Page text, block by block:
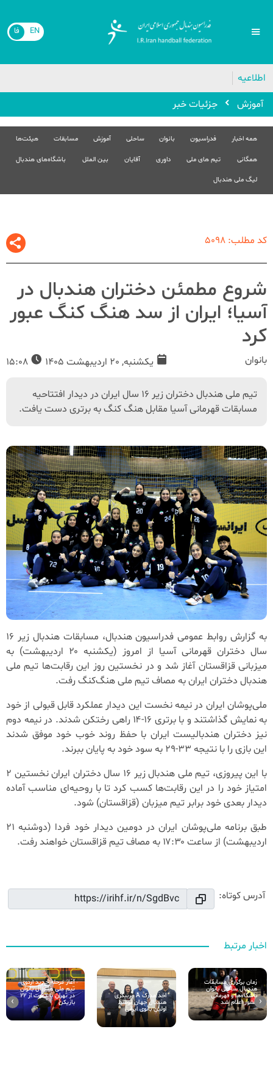
EN فا
اطلاعیه
آموزش
جزئیات خبر
همه اخبار فدراسیون بانوان ساحلی آموزش مسابقات هیئت‌ها
همگانی تیم های ملی داوری آقایان بین الملل باشگاه‌های هندبال
لیگ ملی هندبال
کد مطلب: 5098
شروع مطمئن دختران هندبال در
آسیا؛ ایران از سد هنگ کنگ عبور
کرد
بانوان یکشنبه, 20 اردیبهشت 1405
تیم ملی هندبال دختران زیر ۱۶ سال ایران در دیدار افتتاحیه
مسابقات قهرمانی آسیا مقابل هنگ کنگ به برتری دست یافت.
به گزارش روابط عمومی فدراسیون هندبال، مسابقات هندبال زیر ۱۶
سال دختران قهرمانی آسیا از امروز (یکشنبه ۲۰ اردیبهشت) به
میزبانی قزاقستان آغاز شد و در نخستین روز این رقابت‌ها تیم ملی
هندبال دختران ایران به مصاف تیم ملی هنگ‌کنگ رفت.
ملی‌پوشان ایران در نیمه نخست این دیدار عملکرد قابل قبولی از خود
به نمایش گذاشتند و با برتری ۱۶-۱۴ راهی رختکن شدند. در نیمه دوم
نیز دختران هندبالیست ایران با حفظ روند خوب خود موفق شدند
این بازی را با نتیجه ۳۳-۲۹ به سود خود به پایان ببرند.
با این پیروزی، تیم ملی هندبال زیر ۱۶ سال دختران ایران نخستین ۲
امتیاز خود را در این رقابت‌ها کسب کرد تا با روحیه‌ای مناسب آماده
دیدار بعدی خود برابر تیم میزبان (قزاقستان) شود.
طبق برنامه ملی‌پوشان ایران در دومین دیدار خود فردا (دوشنبه ۲۱
اردیبهشت) از ساعت ۱۷:۳۰ به مصاف تیم قزاقستان خواهند رفت.
آدرس کوتاه:
اخبار مرتبط
زمان برگزاری مسابقات
هندبال ساحلی بانوان
باشگاه‌ها و قهرمانی
کشور اعلام شد
اخذ مدرک A مربیگری
هندبال جهان توسط
اولین بانوی ایرانی
آغاز مرحله جدید اردوی
تیم ملی هندبال بانوان
در تهران با دعوت از ۲۲
بازیکن
‹
›